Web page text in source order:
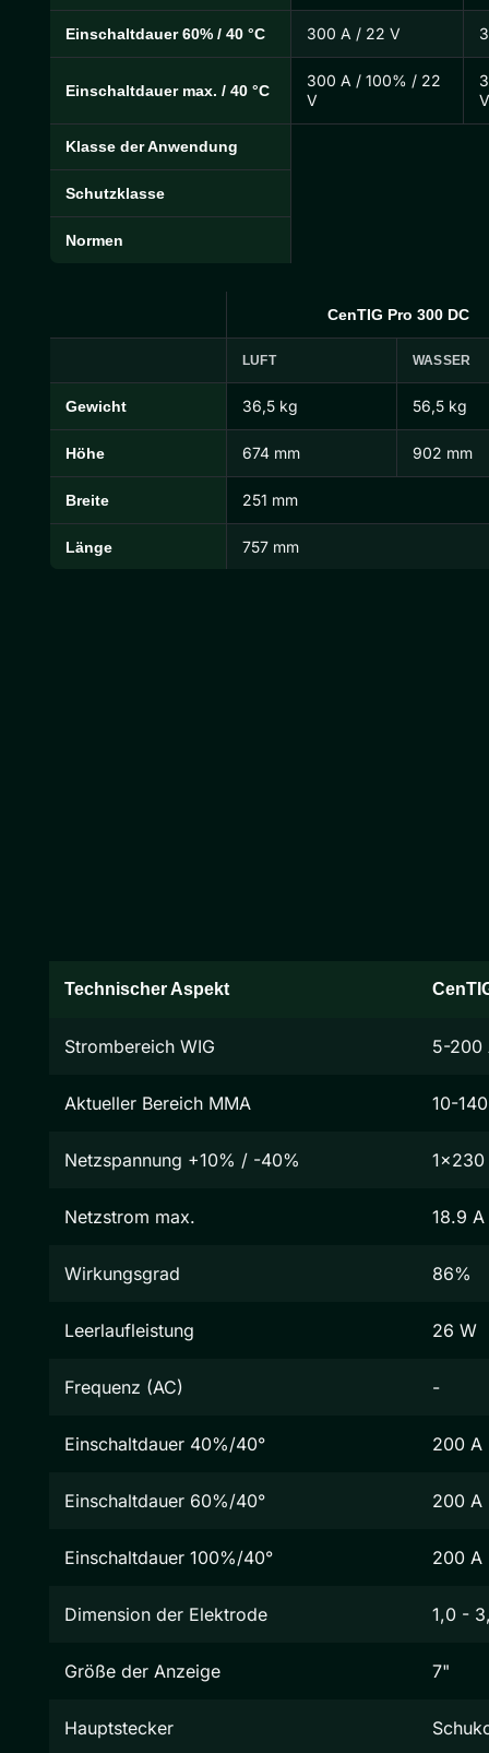
Einschaltdauer 60% / 40 °C 300 A / 22 V
Einschaltdauer max. / 40 °C
300 A / 100% / 22
V
V
Klasse der Anwendung
Schutzklasse
Normen
CenTIG Pro Abmessungen und Gewichte
CenTIG Pro 300 DC
LUFT WASSER
Gewicht 36,5 kg 56,5 kg
Höhe 674 mm 902 mm
Breite 251 mm
Länge 757 mm
Technischer Aspekt
Strombereich WIG 5-200
Aktueller Bereich MMA 10-
Netzspannung +10% / -40% 1x230
Netzstrom max. 18.9 A
Wirkungsgrad 86%
Leerlaufleistung 26 W
Frequenz (AC) -
Einschaltdauer 40%/40° 200 A
Einschaltdauer 60%/40° 200 A
Einschaltdauer 100%/40° 200 A
Dimension der Elektrode 1,0 -
Größe der Anzeige 7"
Hauptstecker